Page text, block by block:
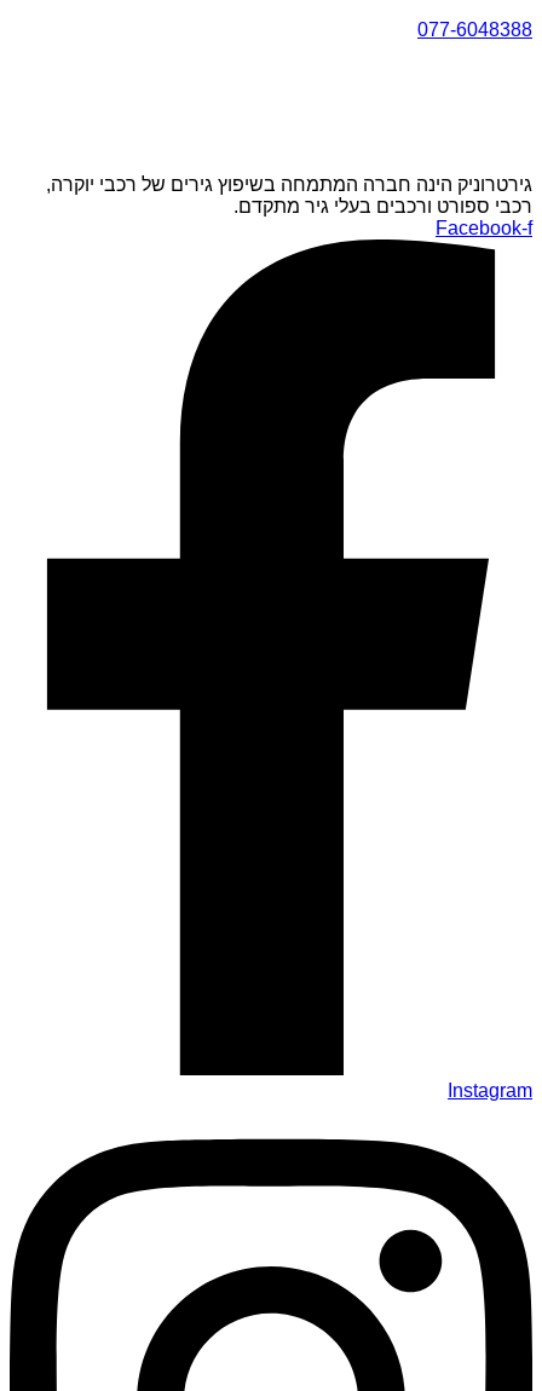
077-6048388
גירטרוניק הינה חברה המתמחה בשיפוץ גירים של רכבי יוקרה,
רכבי ספורט ורכבים בעלי גיר מתקדם.
Facebook-f
Instagram